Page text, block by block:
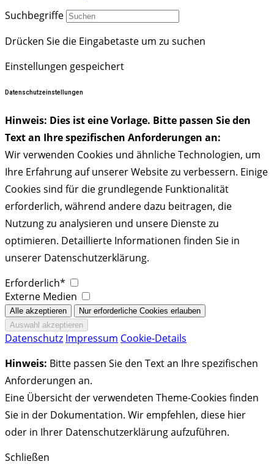
Suchbegriffe
Drücken Sie die Eingabetaste um zu suchen
Einstellungen gespeichert
Datenschutzeinstellungen
Hinweis: Dies ist eine Vorlage. Bitte passen Sie den
Text an Ihre spezifischen Anforderungen an:
Wir verwenden Cookies und ähnliche Technologien, um
Ihre Erfahrung auf unserer Website zu verbessern. Einige
Cookies sind für die grundlegende Funktionalität
erforderlich, während andere dazu beitragen, die
Nutzung zu analysieren und unsere Dienste zu
optimieren. Detaillierte Informationen finden Sie in
unserer Datenschutzerklärung.
Erforderlich*
Externe Medien
Datenschutz Impressum Cookie-Details
Hinweis: Bitte passen Sie den Text an Ihre spezifischen
Anforderungen an.
Eine Übersicht der verwendeten Theme-Cookies finden
Sie in der Dokumentation. Wir empfehlen, diese hier
oder in Ihrer Datenschutzerklärung aufzuführen.
Schließen